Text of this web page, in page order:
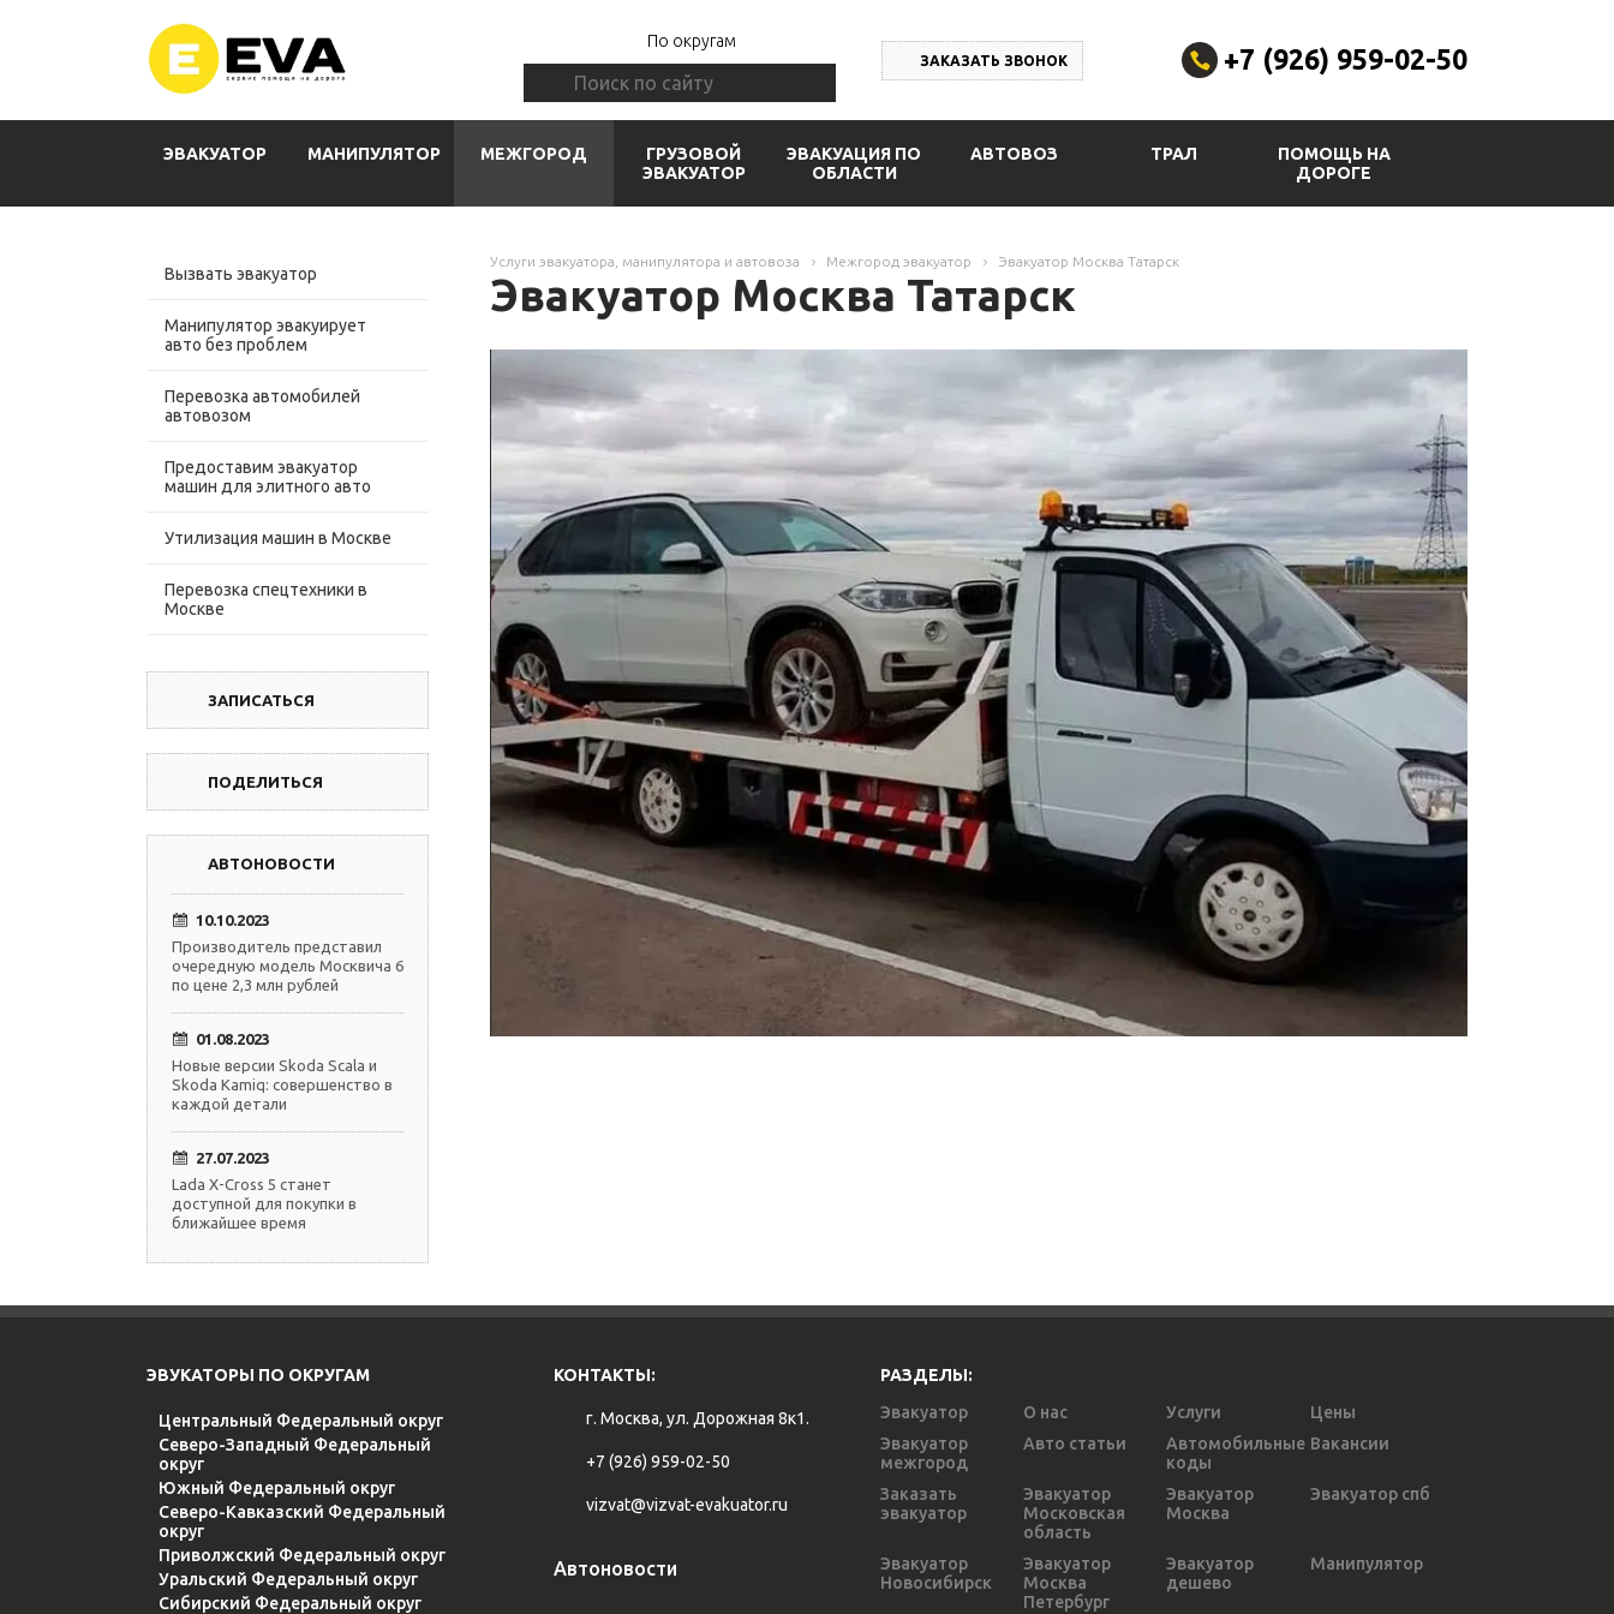
По округам
ЗАКАЗАТЬ ЗВОНОК +7 (926) 959-02-50
ЭВАКУАТОР МАНИПУЛЯТОР МЕЖГОРОД
ГРУЗОВОЙ
ЭВАКУАТОР
ЭВАКУАЦИЯ ПО
ОБЛАСТИ
АВТОВОЗ ТРАЛ
ПОМОЩЬ НА
ДОРОГЕ
Услуги эвакуатора, манипулятора и автовоза Межгород эвакуатор Эвакуатор Москва Татарск
Эвакуатор Москва Татарск
Вызвать эвакуатор
Манипулятор эвакуирует
авто без проблем
Перевозка автомобилей
автовозом
Предоставим эвакуатор
машин для элитного авто
Утилизация машин в Москве
Перевозка спецтехники в
Москве
ЗАПИСАТЬСЯ
ПОДЕЛИТЬСЯ
АВТОНОВОСТИ
10.10.2023
Производитель представил
очередную модель Москвича 6
по цене 2,3 млн рублей
01.08.2023
Новые версии Skoda Scala и
Skoda Kamiq: совершенство в
каждой детали
27.07.2023
Lada X-Cross 5 станет
доступной для покупки в
ближайшее время
ЭВУКАТОРЫ ПО ОКРУГАМ
Центральный Федеральный округ
Северо-Западный Федеральный
округ
Южный Федеральный округ
Северо-Кавказский Федеральный
округ
Приволжский Федеральный округ
Уральский Федеральный округ
Сибирский Федеральный округ
КОНТАКТЫ:
г. Москва, ул. Дорожная 8к1.
+7 (926) 959-02-50
vizvat@vizvat-evakuator.ru
Автоновости
РАЗДЕЛЫ:
Эвакуатор
О нас Услуги
Цены
Эвакуатор
межгород
Авто статьи
Автомобильные
коды
Вакансии
Заказать
эвакуатор
Эвакуатор
Московская
область
Эвакуатор
Москва
Эвакуатор спб
Эвакуатор
Новосибирск
Эвакуатор
Москва
Петербург
Эвакуатор
дешево
Манипулятор